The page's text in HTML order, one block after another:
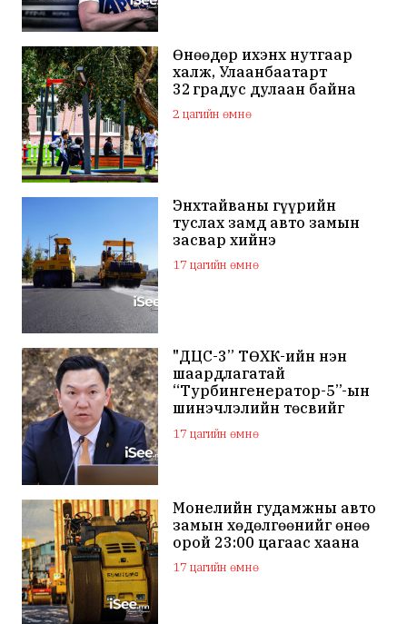
Өнөөдөр ихэнх нутгаар
халж, Улаанбаатарт
32 градус дулаан байна
2 цагийн өмнө
Энхтайваны гүүрийн
туслах замд авто замын
засвар хийнэ
17 цагийн өмнө
"ДЦС-3” ТӨХК-ийн нэн
шаардлагатай
“Турбингенератор-5”-ын
шинэчлэлийн төсвийг
шийдвэрлэхээр болов
17 цагийн өмнө
Монелийн гудамжны авто
замын хөдөлгөөнийг өнөө
орой 23:00 цагаас хаана
17 цагийн өмнө